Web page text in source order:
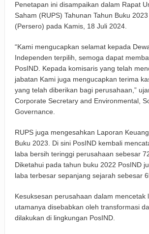
Penetapan ini disampaikan dalam Rapat
Saham (RUPS) Tahunan Tahun Buku
(Persero) pada Kamis, 18 Juli 2024.
“Kami mengucapkan selamat kepada
Independen terpilih, semoga dapat
PosIND. Kepada komisaris yang telah
jabatan Kami juga mengucapkan terima
yang telah diberikan bagi perusahaan,”
Corporate Secretary and Environmental,
Governance.
RUPS juga mengesahkan Laporan
Buku 2023. Di sini PosIND kembali
laba bersih teringgi perusahaan sebesar
Diketahui pada tahun buku 2022 PosIND
laba terbesar sepanjang sejarah sebesar
Kesuksesan perusahaan dalam mencetak
utamanya disebabkan oleh transformasi
dilakukan di lingkungan PosIND.